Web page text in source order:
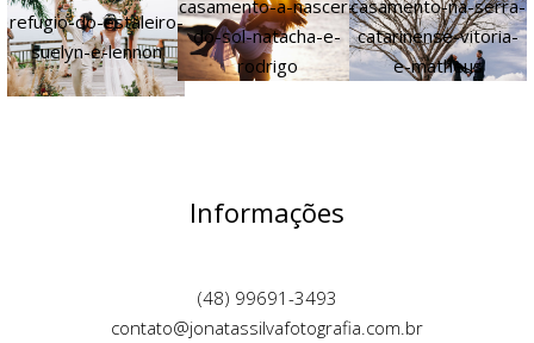
Informações
(48) 99691-3493
contato@jonatassilvafotografia.com.br